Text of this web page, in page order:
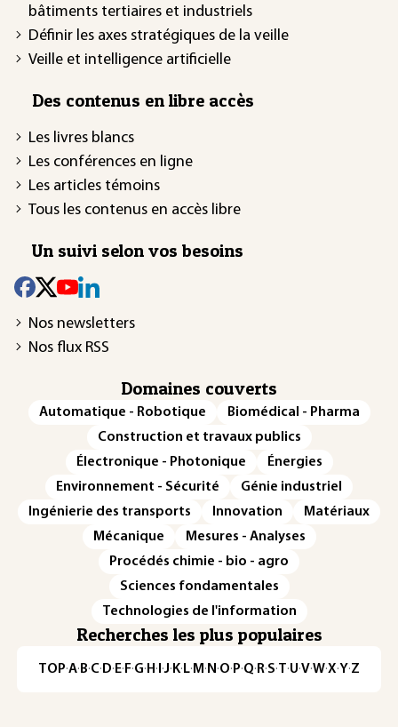
bâtiments tertiaires et industriels
Définir les axes stratégiques de la veille
Veille et intelligence artificielle
Des contenus en libre accès
Les livres blancs
Les conférences en ligne
Les articles témoins
Tous les contenus en accès libre
Un suivi selon vos besoins
Nos newsletters
Nos flux RSS
Domaines couverts
Automatique - Robotique
Biomédical - Pharma
Construction et travaux publics
Électronique - Photonique
Énergies
Environnement - Sécurité
Génie industriel
Ingénierie des transports
Innovation
Matériaux
Mécanique
Mesures - Analyses
Procédés chimie - bio - agro
Sciences fondamentales
Technologies de l'information
Recherches les plus populaires
TOP·A·B·C·D· E· F·G· H · ·J· K· L· M · N ·O·P·Q·R·S·T·U·V·W·X·Y·Z